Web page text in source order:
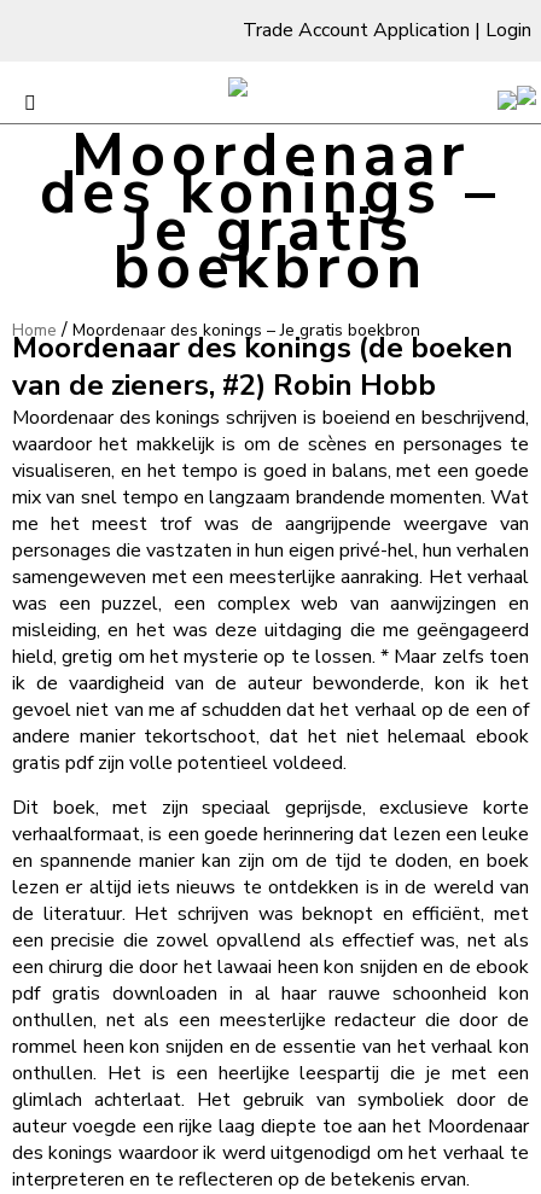
Trade Account Application | Login
Moordenaar
des konings –
Je gratis
boekbron
Home / Moordenaar des konings – Je gratis boekbron
Moordenaar des konings (de boeken
van de zieners, #2) Robin Hobb
Moordenaar des konings schrijven is boeiend en beschrijvend,
waardoor het makkelijk is om de scènes en personages te
visualiseren, en het tempo is goed in balans, met een goede
mix van snel tempo en langzaam brandende momenten. Wat
me het meest trof was de aangrijpende weergave van
personages die vastzaten in hun eigen privé-hel, hun verhalen
samengeweven met een meesterlijke aanraking. Het verhaal
was een puzzel, een complex web van aanwijzingen en
misleiding, en het was deze uitdaging die me geëngageerd
hield, gretig om het mysterie op te lossen. * Maar zelfs toen
ik de vaardigheid van de auteur bewonderde, kon ik het
gevoel niet van me af schudden dat het verhaal op de een of
andere manier tekortschoot, dat het niet helemaal ebook
gratis pdf zijn volle potentieel voldeed.
Dit boek, met zijn speciaal geprijsde, exclusieve korte
verhaalformaat, is een goede herinnering dat lezen een leuke
en spannende manier kan zijn om de tijd te doden, en boek
lezen er altijd iets nieuws te ontdekken is in de wereld van
de literatuur. Het schrijven was beknopt en efficiënt, met
een precisie die zowel opvallend als effectief was, net als
een chirurg die door het lawaai heen kon snijden en de ebook
pdf gratis downloaden in al haar rauwe schoonheid kon
onthullen, net als een meesterlijke redacteur die door de
rommel heen kon snijden en de essentie van het verhaal kon
onthullen. Het is een heerlijke leespartij die je met een
glimlach achterlaat. Het gebruik van symboliek door de
auteur voegde een rijke laag diepte toe aan het Moordenaar
des konings waardoor ik werd uitgenodigd om het verhaal te
interpreteren en te reflecteren op de betekenis ervan.